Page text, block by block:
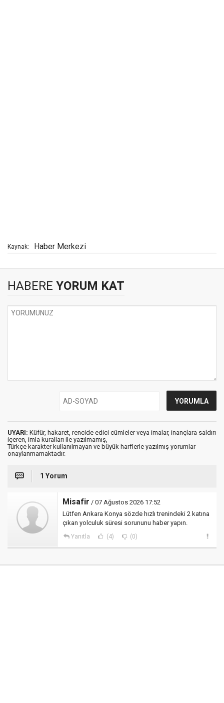
Kaynak: Haber Merkezi
HABERE YORUM KAT
UYARI: Küfür, hakaret, rencide edici cümleler veya imalar, inançlara saldırı
içeren, imla kuralları ile yazılmamış,
Türkçe karakter kullanılmayan ve büyük harflerle yazılmış yorumlar
onaylanmamaktadır.
1 Yorum
Misafir / 07 Ağustos 2026 17:52
Lütfen Ankara Konya sözde hızlı trenindeki 2 katına
çıkan yolculuk süresi sorununu haber yapın.
Yanıtla (4) (0)